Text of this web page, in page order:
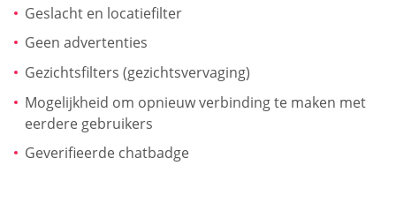
Geslacht en locatiefilter
Geen advertenties
Gezichtsfilters (gezichtsvervaging)
Mogelijkheid om opnieuw verbinding te maken met
eerdere gebruikers
Geverifieerde chatbadge